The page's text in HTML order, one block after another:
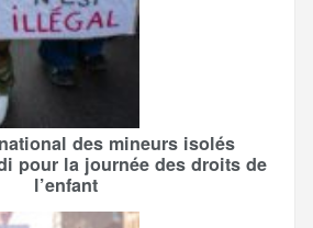
des mineurs isolés
pour la journée des droits de
l’enfant